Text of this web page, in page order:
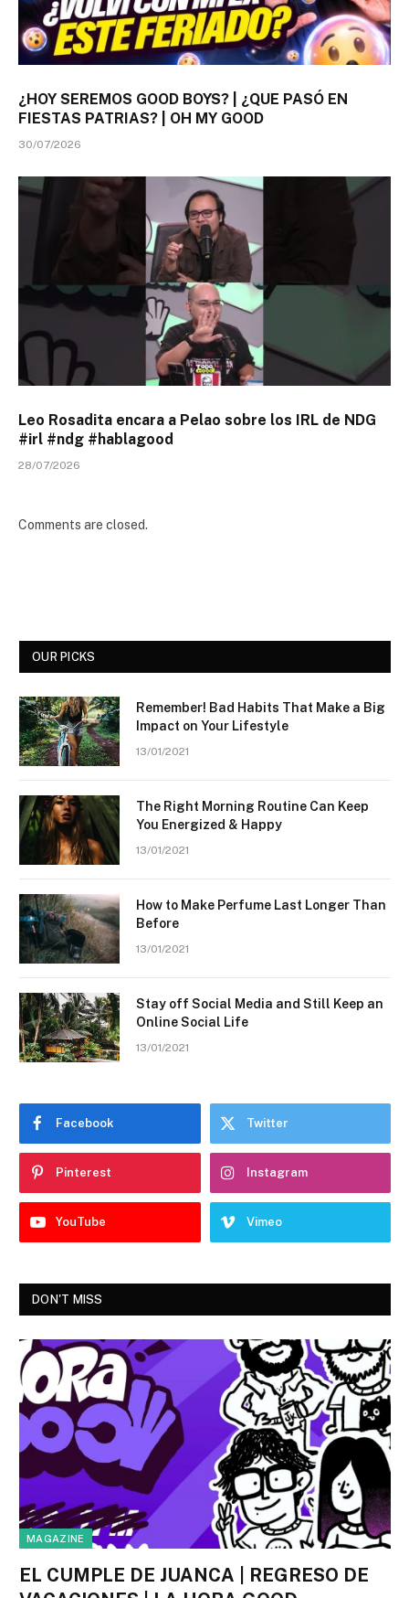
¿HOY SEREMOS GOOD BOYS? | ¿QUE PASÓ EN
FIESTAS PATRIAS? | OH MY GOOD
30/07/2026
Leo Rosadita encara a Pelao sobre los IRL de NDG
#irl #ndg #hablagood
28/07/2026
Comments are closed.
OUR PICKS
Remember! Bad Habits That Make a Big
Impact on Your Lifestyle
13/01/2021
The Right Morning Routine Can Keep
You Energized & Happy
13/01/2021
How to Make Perfume Last Longer Than
Before
13/01/2021
Stay off Social Media and Still Keep an
Online Social Life
13/01/2021
Facebook Twitter
Pinterest Instagram
YouTube Vimeo
DON'T MISS
MAGAZINE
EL CUMPLE DE JUANCA | REGRESO DE